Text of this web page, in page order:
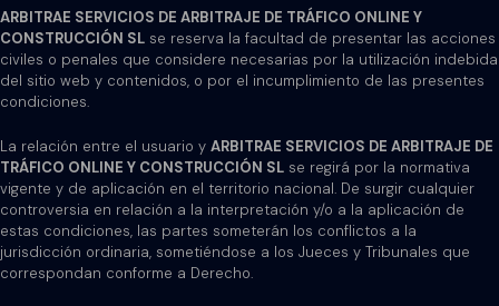
ARBITRAE SERVICIOS DE ARBITRAJE DE TRÁFICO ONLINE Y
CONSTRUCCIÓN SL se reserva la facultad de presentar las acciones
civiles o penales que considere necesarias por la utilización indebida
del sitio web y contenidos, o por el incumplimiento de las presentes
condiciones.
La relación entre el usuario y ARBITRAE SERVICIOS DE ARBITRAJE DE
TRÁFICO ONLINE Y CONSTRUCCIÓN SL se regirá por la normativa
vigente y de aplicación en el territorio nacional. De surgir cualquier
controversia en relación a la interpretación y/o a la aplicación de
estas condiciones, las partes someterán los conflictos a la
jurisdicción ordinaria, sometiéndose a los Jueces y Tribunales que
correspondan conforme a Derecho.